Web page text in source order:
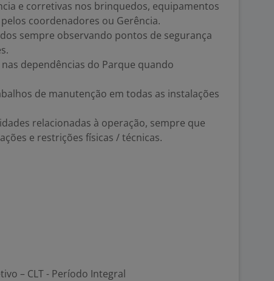
e corretivas nos brinquedos, equipamentos
coordenadores ou Gerência.
sempre observando pontos de segurança
dependências do Parque quando
de manutenção em todas as instalações
relacionadas à operação, sempre que
e restrições físicas / técnicas.
– CLT - Período Integral